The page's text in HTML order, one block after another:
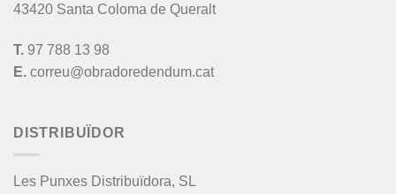
43420 Santa Coloma de Queralt
T. 97 788 13 98
E. correu@obradoredendum.cat
DISTRIBUÏDOR
Les Punxes Distribuïdora, SL